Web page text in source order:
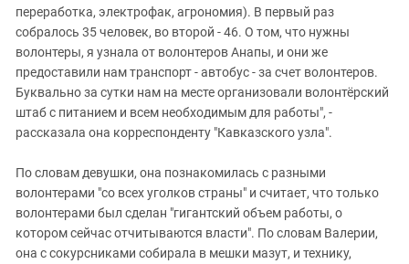
переработка, электрофак, агрономия). ⁠В первый раз
собралось 35 человек, во второй - 46. О том, что нужны
волонтеры, я узнала от волонтеров Анапы, и они же
предоставили нам транспорт - автобус - за счет волонтеров.
Буквально за сутки нам на месте организовали волонтёрский
штаб с питанием и всем необходимым для работы", -
рассказала она корреспонденту "Кавказского узла".
По словам девушки, она познакомилась с разными
волонтерами "со всех уголков страны" и считает, что только
волонтерами был сделан "гигантский объем работы, о
котором сейчас отчитываются власти". По словам Валерии,
она с сокурсниками собирала в мешки мазут, и технику,